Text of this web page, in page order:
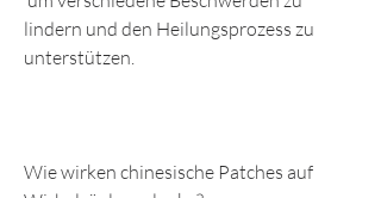
lindern und den Heilungsprozess zu
unterstützen.
Wie wirken chinesische Patches auf